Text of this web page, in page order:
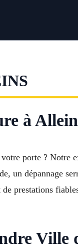
à
porte ? Notre
un dépannage
prestations
Ville